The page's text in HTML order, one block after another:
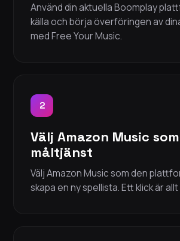
Använd din aktuella Boomplay
källa och börja överföringen av
med Free Your Music.
2
Välj Amazon Music som
måltjänst
Välj Amazon Music som den
skapa en ny spellista. Ett klick är